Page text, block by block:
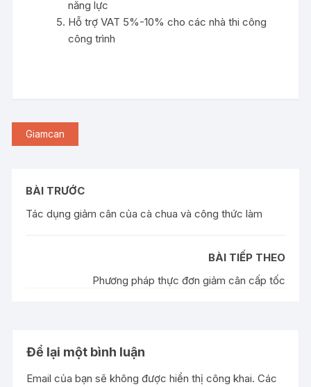
năng lực
Hỗ trợ VAT 5%-10% cho các nhà thi công
công trình
Giamcan
BÀI TRƯỚC
Tác dụng giảm cân của cà chua và công thức làm
BÀI TIẾP THEO
Phương pháp thực đơn giảm cân cấp tốc
Để lại một bình luận
Email của bạn sẽ không được hiển thị công khai. Các